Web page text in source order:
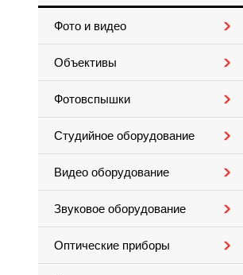
Фото и видео
Объективы
Фотовспышки
Студийное оборудование
Видео оборудование
Звуковое оборудование
Оптические приборы